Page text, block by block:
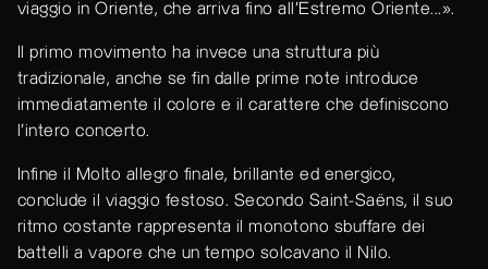
viaggio in Oriente, che arriva fino all'Estremo Oriente...».
Il primo movimento ha invece una struttura più
tradizionale, anche se fin dalle prime note introduce
immediatamente il colore e il carattere che definiscono
l'intero concerto.
Infine il Molto allegro finale, brillante ed energico,
conclude il viaggio festoso. Secondo Saint-Saëns, il suo
ritmo costante rappresenta il monotono sbuffare dei
battelli a vapore che un tempo solcavano il Nilo.